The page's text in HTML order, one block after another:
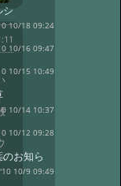
10/18 09:24
10/16 09:47
10/15 10:49
10/14 10:37
10/12 09:28
お知ら
10/9 09:49